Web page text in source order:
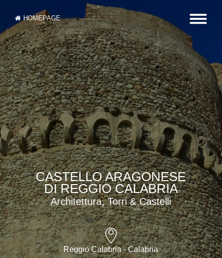
HOMEPAGE
CASTELLO ARAGONESE
DI REGGIO CALABRIA
Architettura, Torri & Castelli
Reggio Calabria - Calabria